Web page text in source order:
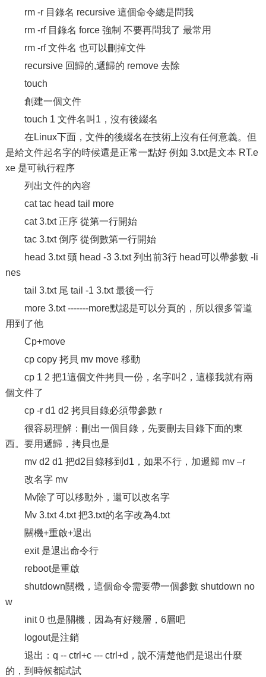
rm -r 目錄名 recursive 這個命令總是問我
rm -rf 目錄名 force 強制 不要再問我了 最常用
rm -rf 文件名 也可以刪掉文件
recursive 回歸的,遞歸的 remove 去除
touch
創建一個文件
touch 1 文件名叫1，沒有後綴名
在Linux下面，文件的後綴名在技術上沒有任何意義。但
是給文件起名字的時候還是正常一點好 例如 3.txt是文本 RT.e
xe 是可執行程序
列出文件的內容
cat tac head tail more
cat 3.txt 正序 從第一行開始
tac 3.txt 倒序 從倒數第一行開始
head 3.txt 頭 head -3 3.txt 列出前3行 head可以帶參數 -li
nes
tail 3.txt 尾 tail -1 3.txt 最後一行
more 3.txt -------more默認是可以分頁的，所以很多管道
用到了他
Cp+move
cp copy 拷貝 mv move 移動
cp 1 2 把1這個文件拷貝一份，名字叫2，這樣我就有兩
個文件了
cp -r d1 d2 拷貝目錄必須帶參數 r
很容易理解：刪出一個目錄，先要刪去目錄下面的東
西。要用遞歸，拷貝也是
mv d2 d1 把d2目錄移到d1，如果不行，加遞歸 mv –r
改名字 mv
Mv除了可以移動外，還可以改名字
Mv 3.txt 4.txt 把3.txt的名字改為4.txt
關機+重啟+退出
exit 是退出命令行
reboot是重啟
shutdown關機，這個命令需要帶一個參數 shutdown no
w
init 0 也是關機，因為有好幾層，6層吧
logout是注銷
退出：q -- ctrl+c --- ctrl+d，說不清楚他們是退出什麼
的，到時候都試試